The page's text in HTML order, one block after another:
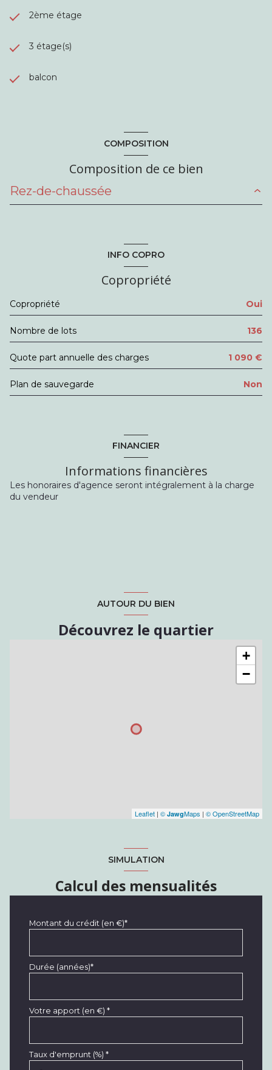
2ème étage
3 étage(s)
balcon
COMPOSITION
Composition de ce bien
Rez-de-chaussée
chambre
12.13 m²
salle de bain
3.69 m²
INFO COPRO
Copropriété
Copropriété Oui
Nombre de lots 136
Quote part annuelle des charges 1 090 €
Plan de sauvegarde Non
FINANCIER
Informations financières
Les honoraires d'agence seront intégralement à la charge
du vendeur
AUTOUR DU BIEN
Découvrez le quartier
+
−
Leaflet | © JawgMaps | © OpenStreetMap
SIMULATION
Calcul des mensualités
Montant du crédit (en €)*
Durée (années)*
Votre apport (en €) *
Taux d'emprunt (%) *